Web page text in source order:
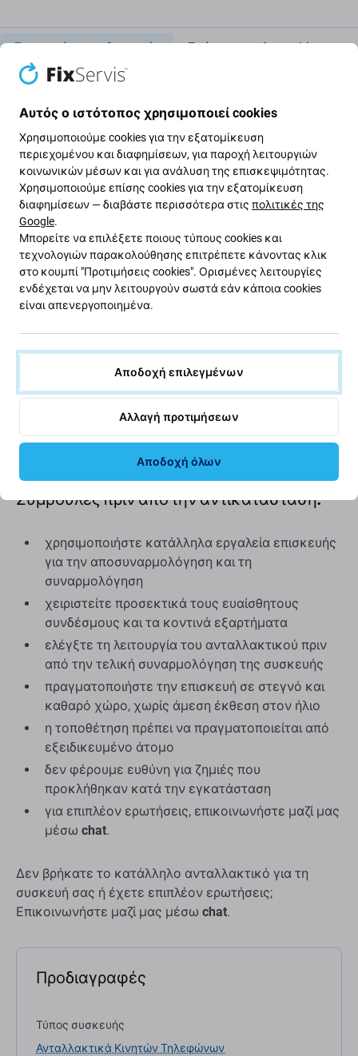
Περιγραφή και προδιαγραφές Ποιότητα Αποστολές και
Θήκη κάρτας SIM για Apple iPhone
XR
Εάν η αρχική θήκη SIM της συσκευήςApple iPhone XR
έχει χαθεί, λυγίσει ή υποστεί ζημιά, αυτό το
ανταλλακτικό αποτελεί κατάλληλη λύση.
Επιτρέπει την ασφαλή τοποθέτηση της κάρτας SIM.
Πριν από τη χρήση, ελέγξτε την ακριβή συμβατότητα
με το μοντέλο σας.
Ποιότητα ανταλλακτικού
Μη γνήσιο ανταλλακτικό από
ανεξάρτητο κατασκευαστή. Σε σύγκριση με το
αυθεντικό εξάρτημα ενδέχεται να υπάρχουν μικρές
διαφορές στην εμφάνιση, στην κατασκευή ή στη
Συμβουλές πριν από την αντικατάσταση:
χρησιμοποιήστε κατάλληλα εργαλεία επισκευής
για την αποσυναρμολόγηση και τη
συναρμολόγηση
χειριστείτε προσεκτικά τους ευαίσθητους
συνδέσμους και τα κοντινά εξαρτήματα
ελέγξτε τη λειτουργία του ανταλλακτικού πριν
από την τελική συναρμολόγηση της συσκευής
πραγματοποιήστε την επισκευή σε στεγνό και
καθαρό χώρο, χωρίς άμεση έκθεση στον ήλιο
η τοποθέτηση πρέπει να πραγματοποιείται από
εξειδικευμένο άτομο
δεν φέρουμε ευθύνη για ζημιές που
προκλήθηκαν κατά την εγκατάσταση
για επιπλέον ερωτήσεις, επικοινωνήστε μαζί μας
μέσω chat.
Δεν βρήκατε το κατάλληλο ανταλλακτικό για τη
συσκευή σας ή έχετε επιπλέον ερωτήσεις;
Επικοινωνήστε μαζί μας μέσω chat.
Προδιαγραφές
Τύπος συσκευής
Ανταλλακτικά Κινητών Τηλεφώνων
Αυτός ο ιστότοπος χρησιμοποιεί cookies
Χρησιμοποιούμε cookies για την εξατομίκευση
περιεχομένου και διαφημίσεων, για παροχή λειτουργιών
κοινωνικών μέσων και για ανάλυση της επισκεψιμότητας.
Χρησιμοποιούμε επίσης cookies για την εξατομίκευση
διαφημίσεων — διαβάστε περισσότερα στις πολιτικές της
Google.
Μπορείτε να επιλέξετε ποιους τύπους cookies και
τεχνολογιών παρακολούθησης επιτρέπετε κάνοντας κλικ
στο κουμπί "Προτιμήσεις cookies". Ορισμένες λειτουργίες
ενδέχεται να μην λειτουργούν σωστά εάν κάποια cookies
είναι απενεργοποιημένα.
Αποδοχή επιλεγμένων
Αλλαγή προτιμήσεων
Αποδοχή όλων